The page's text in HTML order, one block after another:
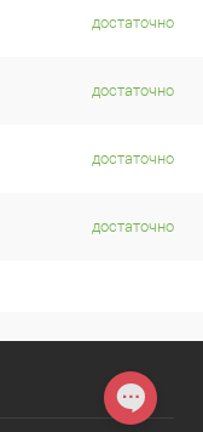
достаточно
достаточно
достаточно
достаточно